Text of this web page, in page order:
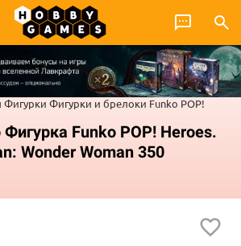
Фигурки Фигурки и брелоки Funko POP!
Funko POP! Heroes.
Wonder Woman 350